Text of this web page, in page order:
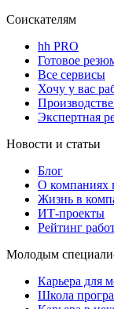
Соискателям
hh PRO
Готовое
Все сервисы
Хочу у вас
Экспертная
Новости и статьи
Блог
О компаниях
Жизнь в
ИТ-проекты
Рейтинг
Молодым
Карьера для
Школа